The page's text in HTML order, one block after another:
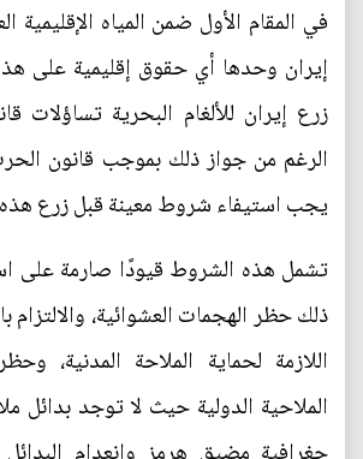
في المقام الأول ضمن المياه الإقليمية
إيران وحدها أي حقوق إقليمية على هذه
زرع إيران للألغام البحرية تساؤلات
الرغم من جواز ذلك بموجب قانون الحرب
يجب استيفاء شروط معينة قبل زرع هذه
تشمل هذه الشروط قيودًا صارمة على
ذلك حظر الهجمات العشوائية، والالتزام
اللازمة لحماية الملاحة المدنية،
الملاحية الدولية حيث لا توجد بدائل